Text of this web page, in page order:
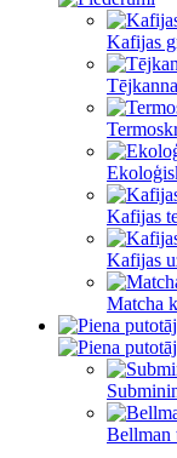
Kafijas
Tējkanna
Kafijas
Kafijas
Matcha
Bellman